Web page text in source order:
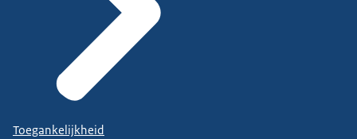
Toegankelijkheid